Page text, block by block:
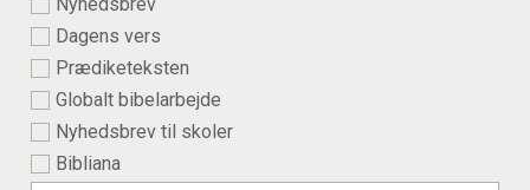
Dagens vers
Prædiketeksten
Globalt bibelarbejde
Nyhedsbrev til skoler
Bibliana